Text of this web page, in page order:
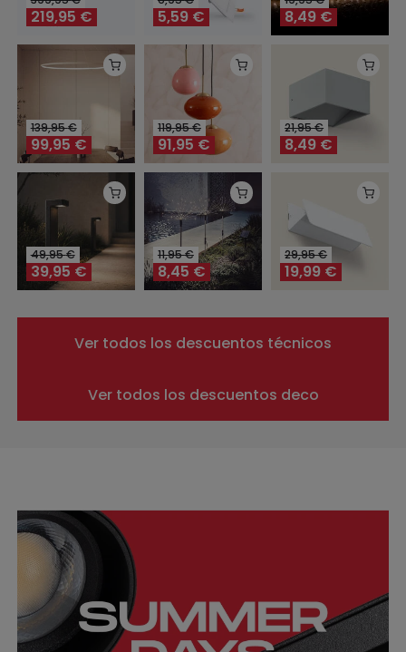
219,95 € 5,59 € 8,49 €
139,95€
99,95 €
119,95€
91,95 €
21,95€
8,49 €
49,95€
39,95 €
11,95€
8,45 €
29,95€
19,99 €
Ver todos los descuentos técnicos
Ver todos los descuentos deco